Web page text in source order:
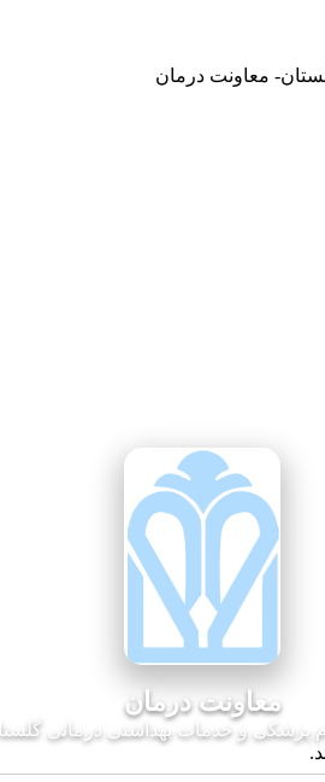
معاونت درمان
معاونت درمان
پزشکی و خدمات بهداشتی درمانی